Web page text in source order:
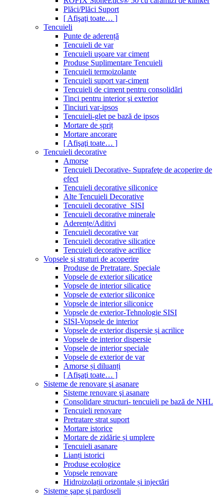
Plăci/Plăci Suport
[ Afişaţi toate… ]
Tencuieli
Punte de aderență
Tencuieli de var
Tencuieli uşoare var ciment
Produse Suplimentare Tencuieli
Tencuieli termoizolante
Tencuieli suport var-ciment
Tencuieli de ciment pentru consolidări
Tinci pentru interior şi exterior
Tinciuri var-ipsos
Tencuieli-glet pe bază de ipsos
Mortare de șpriț
Mortare ancorare
[ Afişaţi toate… ]
Tencuieli decorative
Amorse
Tencuieli Decorative- Suprafeţe de acoperire de
efect
Tencuieli decorative siliconice
Alte Tencuieli Decorative
Tencuieli decorative_SISI
Tencuieli decorative minerale
Aderențe/Aditivi
Tencuieli decorative var
Tencuieli decorative silicatice
Tencuieli decorative acrilice
Vopsele şi straturi de acoperire
Produse de Pretratare, Speciale
Vopsele de exterior silicatice
Vopsele de interior silicatice
Vopsele de exterior siliconice
Vopsele de interior siliconice
Vopsele de exterior-Tehnologie SISI
SISI-Vopsele de interior
Vopsele de exterior dispersie și acrilice
Vopsele de interior dispersie
Vopsele de interior speciale
Vopsele de exterior de var
Amorse și diluanți
[ Afişaţi toate… ]
Sisteme de renovare şi asanare
Sisteme renovare şi asanare
Consolidare structuri- tencuieli pe bază de NHL
Tencuieli renovare
Pretratare strat suport
Mortare istorice
Mortare de zidărie și umplere
Tencuieli asanare
Lianți istorici
Produse ecologice
Vopsele renovare
Hidroizolații orizontale și injectări
Sisteme şape şi pardoseli